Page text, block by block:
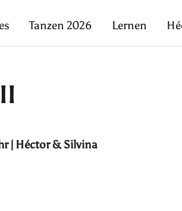
Tanzen 2026 Lernen
| Héctor & Silvina